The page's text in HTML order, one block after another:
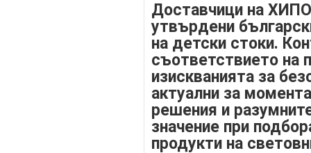
Доставчици на
утвърдени
на детски стоки.
съответствието на
изискванията за
актуални за
решения и
значение при
продукти на